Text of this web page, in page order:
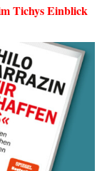
Tichys Einblick